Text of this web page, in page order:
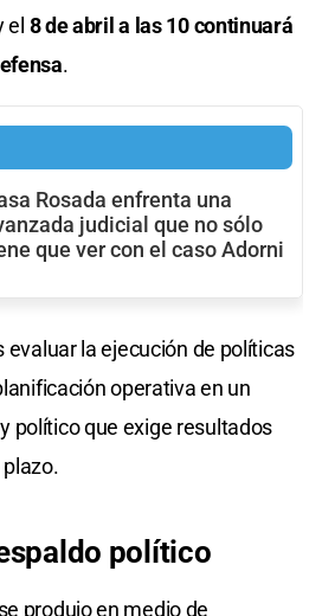
el 8 de abril a las 10 continuará
.
Rosada enfrenta una
judicial que no sólo
que ver con el caso Adorni
evaluar la ejecución de políticas
operativa en un
político que exige resultados
político
produjo en medio de